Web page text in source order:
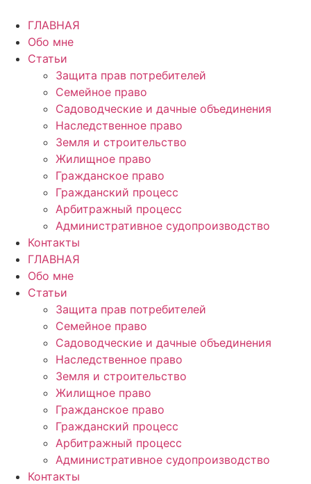
содержимому
ГЛАВНАЯ
Обо мне
Статьи
Защита прав потребителей
Семейное право
Садоводческие и дачные объединения
Наследственное право
Земля и строительство
Жилищное право
Гражданское право
Гражданский процесс
Арбитражный процесс
Административное судопроизводство
Контакты
ГЛАВНАЯ
Обо мне
Статьи
Защита прав потребителей
Семейное право
Садоводческие и дачные объединения
Наследственное право
Земля и строительство
Жилищное право
Гражданское право
Гражданский процесс
Арбитражный процесс
Административное судопроизводство
Контакты